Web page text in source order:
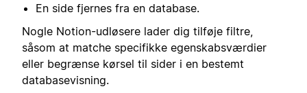
En side fjernes fra en database.
Nogle Notion-udløsere lader dig tilføje filtre,
såsom at matche specifikke egenskabsværdier
eller begrænse kørsel til sider i en bestemt
databasevisning.